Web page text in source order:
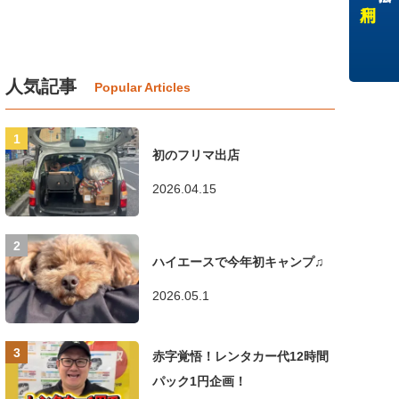
人気記事
初のフリマ出店
2026.04.15
ハイエースで今年初キャンプ♫
2026.05.1
赤字覚悟！レンタカー代12時間
パック1円企画！